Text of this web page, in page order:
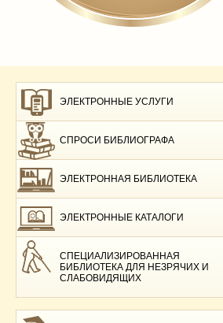
ЭЛЕКТРОННЫЕ УСЛУГИ
СПРОСИ БИБЛИОГРАФА
ЭЛЕКТРОННАЯ БИБЛИОТЕКА
ЭЛЕКТРОННЫЕ КАТАЛОГИ
СПЕЦИАЛИЗИРОВАННАЯ
БИБЛИОТЕКА ДЛЯ НЕЗРЯЧИХ И
СЛАБОВИДЯЩИХ